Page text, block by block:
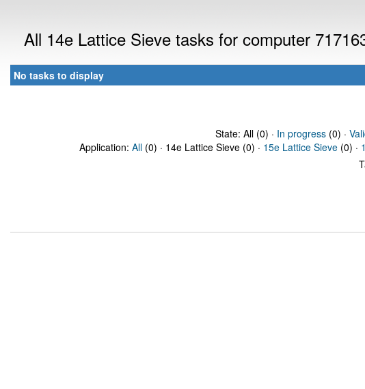
All 14e Lattice Sieve tasks for computer
No tasks to display
State: All (0) · In progress(0) ·
Application: All (0) · 14e Lattice Sieve (0) · 15e Lattice Sieve (0) ·